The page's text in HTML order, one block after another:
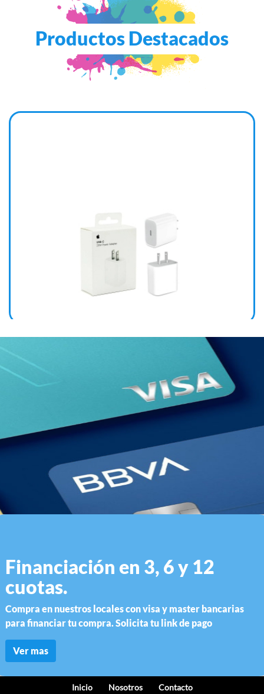
Productos Destacados
CABEZAL IPHONE 25W TIPO C MHJE3ZM/A
Financiación en 3, 6 y 12
cuotas.
Compra en nuestros locales con visa y master bancarias
para financiar tu compra. Solicita tu link de pago
Ver mas
Inicio Nosotros
Contacto